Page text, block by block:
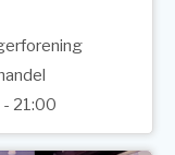
21:00